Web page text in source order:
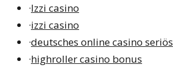
·Izzi casino
·izzi casino
·deutsches online casino seriös
·highroller casino bonus